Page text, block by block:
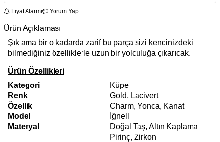
Fiyat Alarmı Yorum Yap
Ürün Açıklaması
Şık ama bir o kadarda zarif bu parça sizi kendinizdeki
bilmediğiniz özelliklerle uzun bir yolculuğa çıkarıcak.
Ürün Özellikleri
Kategori
Küpe
Renk
Gold, Lacivert
Özellik
Charm, Yonca, Kanat
Model
İğneli
Materyal
Doğal Taş, Altın Kaplama
Pirinç, Zirkon